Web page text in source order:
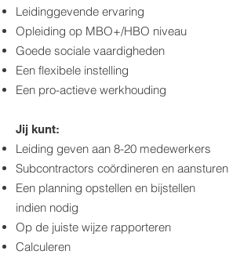
Leidinggevende ervaring
Opleiding op MBO+/HBO niveau
Goede sociale vaardigheden
Een flexibele instelling
Een pro-actieve werkhouding
Jij kunt:
Leiding geven aan 8-20 medewerkers
Subcontractors coördineren en aansturen
Een planning opstellen en bijstellen
indien nodig
Op de juiste wijze rapporteren
Calculeren